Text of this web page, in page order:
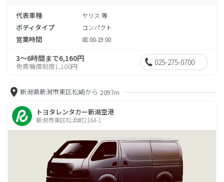
代表車種 ヤリス 等
ボディタイプ コンパクト
営業時間 08:00-19:00
3～6時間まで6,160円
免責補償制度1,100円 025-275-0700
新潟県新潟市東区松崎から 2097m
トヨタレンタカー新潟空港
新潟市東区松浜町2164-1